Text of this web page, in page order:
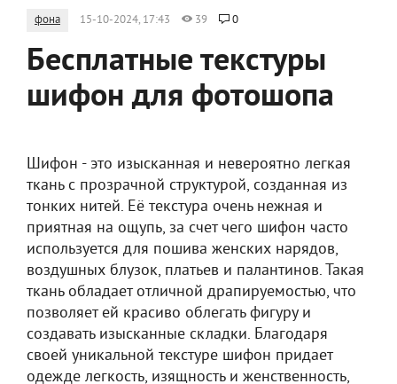
фона 15-10-2024, 17:43 39 0
Бесплатные текстуры
шифон для фотошопа
Шифон - это изысканная и невероятно легкая
ткань с прозрачной структурой, созданная из
тонких нитей. Её текстура очень нежная и
приятная на ощупь, за счет чего шифон часто
используется для пошива женских нарядов,
воздушных блузок, платьев и палантинов. Такая
ткань обладает отличной драпируемостью, что
позволяет ей красиво облегать фигуру и
создавать изысканные складки. Благодаря
своей уникальной текстуре шифон придает
одежде легкость, изящность и женственность,